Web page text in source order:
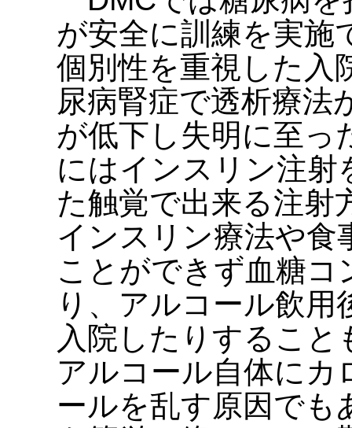
が安全に訓練を実施
個別性を重視した入
尿病腎症で透析療法
が低下し失明に至っ
にはインスリン注射
た触覚で出来る注射
インスリン療法や食
ことができず血糖コ
り、アルコール飲
入院したりするこ
アルコール自体に
ールを乱す原因でも